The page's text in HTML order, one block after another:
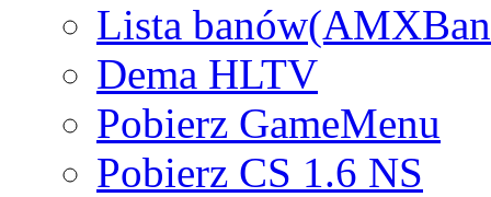
Lista
Dema HLTV
Pobierz GameMenu
Pobierz CS 1.6 NS